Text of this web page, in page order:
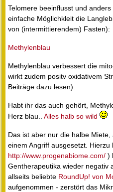
Telomere beeinflusst und
einfache Möglichkleit die
von (intermittierendem) Fasten):
Methylenblau
Methylenblau verbessert die
wirkt zudem positv oxidativem
Beiträge dazu lesen).
Habt ihr das auch gehört,
Herz blau.. Alles halb so wild
Das ist aber nur die halbe
einem Angriff ausgesetzt. Hierzu
http://www.progenabiome.com/ )
Gentherapeutika wieder negativ
allseits beliebte RoundUp! von
aufgenommen - zerstört das